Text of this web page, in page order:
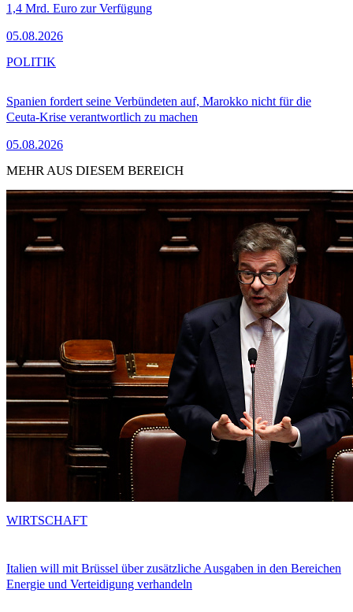
1,4 Mrd. Euro zur Verfügung
05.08.2026
Spanien fordert seine Verbündeten auf, Marokko nicht für die
Ceuta-Krise verantwortlich zu machen
05.08.2026
POLITIK
MEHR AUS DIESEM BEREICH
Italien will mit Brüssel über zusätzliche Ausgaben in den Bereichen
Energie und Verteidigung verhandeln
WIRTSCHAFT